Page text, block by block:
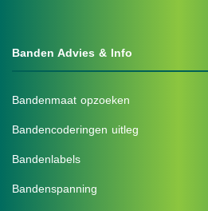
Banden Advies & Info
Bandenmaat opzoeken
Bandencoderingen uitleg
Bandenlabels
Bandenspanning